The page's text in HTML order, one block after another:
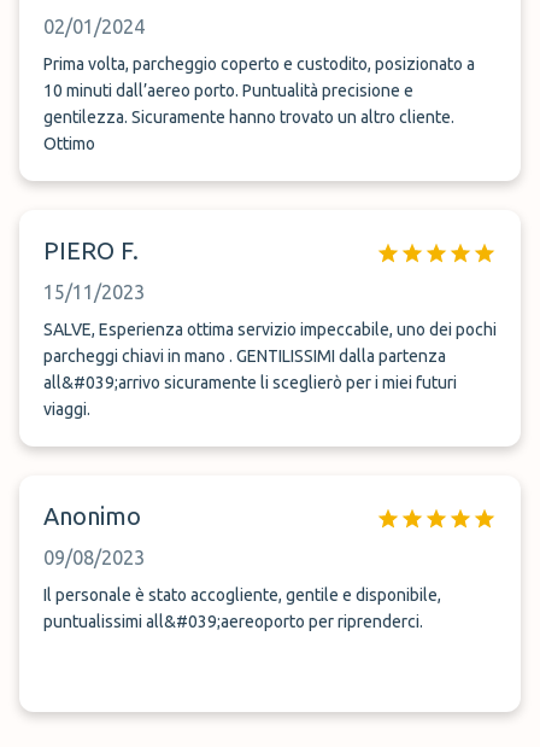
02/01/2024
Prima volta, parcheggio coperto e custodito, posizionato a
10 minuti dall’aereo porto. Puntualità precisione e
gentilezza. Sicuramente hanno trovato un altro cliente.
Ottimo
PIERO F.
15/11/2023
SALVE, Esperienza ottima servizio impeccabile, uno dei pochi
parcheggi chiavi in mano . GENTILISSIMI dalla partenza
all&#039;arrivo sicuramente li sceglierò per i miei futuri
viaggi.
Anonimo
09/08/2023
Il personale è stato accogliente, gentile e disponibile,
puntualissimi all&#039;aereoporto per riprenderci.